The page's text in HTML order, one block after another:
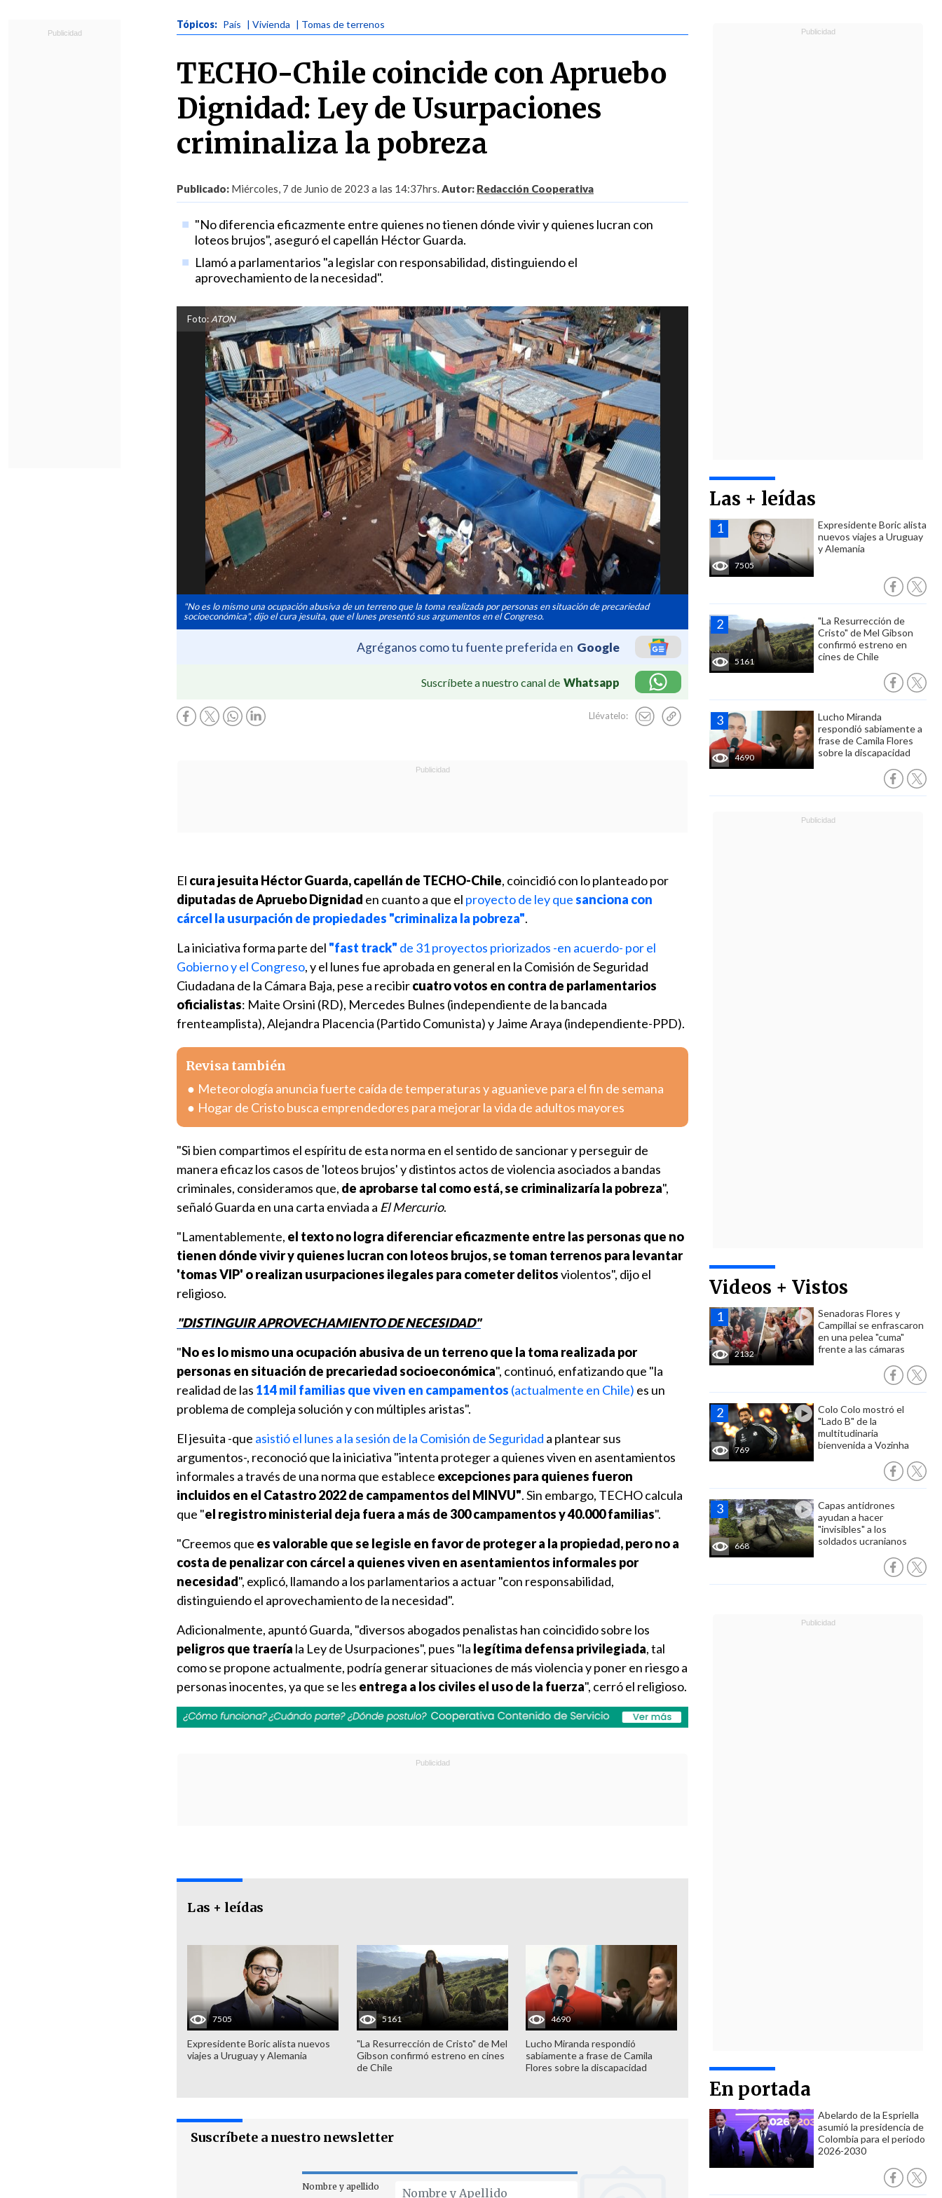
Tópicos: País | Vivienda | Tomas de terrenos
TECHO-Chile coincide con Apruebo
Dignidad: Ley de Usurpaciones
criminaliza la pobreza
Publicado: Miércoles, 7 de Junio de 2023 a las 14:37hrs.Autor: Redacción Cooperativa
"No diferencia eficazmente entre quienes no tienen dónde vivir y quienes lucran con
loteos brujos", aseguró el capellán Héctor Guarda.
Llamó a parlamentarios "a legislar con responsabilidad, distinguiendo el
aprovechamiento de la necesidad".
Foto: ATON
"No es lo mismo una ocupación abusiva de un terreno que la toma realizada por personas en situación de precariedad
socioeconómica", dijo el cura jesuita, que el lunes presentó sus argumentos en el Congreso.
Agréganos como tu fuente preferida en Google
Suscríbete a nuestro canal de Whatsapp
Llévatelo:
Las + leídas
7505
Expresidente Boric alista
nuevos viajes a Uruguay
y Alemania
5161
"La Resurrección de
Cristo" de Mel Gibson
confirmó estreno en
cines de Chile
4690
Lucho Miranda
respondió sabiamente a
frase de Camila Flores
sobre la discapacidad
Videos + Vistos
2132
Senadoras Flores y
Campillai se enfrascaron
en una pelea "cuma"
frente a las cámaras
769
Colo Colo mostró el
"Lado B" de la
multitudinaria
bienvenida a Vozinha
668
Capas antidrones
ayudan a hacer
"invisibles" a los
soldados ucranianos
En portada
Abelardo de la Espriella
asumió la presidencia de
Colombia para el periodo
2026-2030
El cura jesuita Héctor Guarda, capellán de TECHO-Chile, coincidió con lo planteado por
diputadas de Apruebo Dignidad en cuanto a que el proyecto de ley quesanciona con
cárcel la usurpación de propiedades "criminaliza la pobreza".
La iniciativa forma parte del "fast track" de 31 proyectos priorizados -en acuerdo- por el
Gobierno y el Congreso, y el lunes fue aprobada en general en la Comisión de Seguridad
Ciudadana de la Cámara Baja, pese a recibircuatro votos en contra de parlamentarios
oficialistas: Maite Orsini (RD), Mercedes Bulnes (independiente de la bancada
frenteamplista), Alejandra Placencia (Partido Comunista) y Jaime Araya (independiente-PPD).
Revisa también
Meteorología anuncia fuerte caída de temperaturas y aguanieve para el fin de semana
Hogar de Cristo busca emprendedores para mejorar la vida de adultos mayores
"Si bien compartimos el espíritu de esta norma en el sentido de sancionar y perseguir de
manera eficaz los casos de 'loteos brujos' y distintos actos de violencia asociados a bandas
criminales, consideramos que, de aprobarse tal como está, se criminalizaría la pobreza",
señaló Guarda en una carta enviada a El Mercurio.
"Lamentablemente, el texto no logra diferenciar eficazmente entre las personas que no
tienen dónde vivir y quienes lucran con loteos brujos, se toman terrenos para levantar
'tomas VIP' o realizan usurpaciones ilegales para cometer delitosviolentos", dijo el
religioso.
"DISTINGUIR APROVECHAMIENTO DE NECESIDAD"
"No es lo mismo una ocupación abusiva de un terreno que la toma realizada por
personas en situación de precariedad socioeconómica", continuó, enfatizando que "la
realidad de las 114 mil familias que viven en campamentos (actualmente en Chile) es un
problema de compleja solución y con múltiples aristas".
El jesuita -que asistió el lunes a la sesión de la Comisión de Seguridad a plantear sus
argumentos-, reconoció que la iniciativa "intenta proteger a quienes viven en asentamientos
informales a través de una norma que establece excepciones para quienes fueron
incluidos en el Catastro 2022 de campamentos del MINVU". Sin embargo, TECHO calcula
que "el registro ministerial deja fuera a más de 300 campamentos y 40.000 familias".
"Creemos que es valorable que se legisle en favor de proteger a la propiedad, pero no a
costa de penalizar con cárcel a quienes viven en asentamientos informales por
necesidad", explicó, llamando a los parlamentarios a actuar "con responsabilidad,
distinguiendo el aprovechamiento de la necesidad".
Adicionalmente, apuntó Guarda, "diversos abogados penalistas han coincidido sobre los
peligros que traería la Ley de Usurpaciones", pues "la legítima defensa privilegiada, tal
como se propone actualmente, podría generar situaciones de más violencia y poner en riesgo a
personas inocentes, ya que se les entrega a los civiles el uso de la fuerza", cerró el religioso.
Las + leídas
7505
Expresidente Boric alista nuevos
viajes a Uruguay y Alemania
5161
"La Resurrección de Cristo" de Mel
Gibson confirmó estreno en cines
de Chile
4690
Lucho Miranda respondió
sabiamente a frase de Camila
Flores sobre la discapacidad
Suscríbete a nuestro newsletter
Nombre y apellido